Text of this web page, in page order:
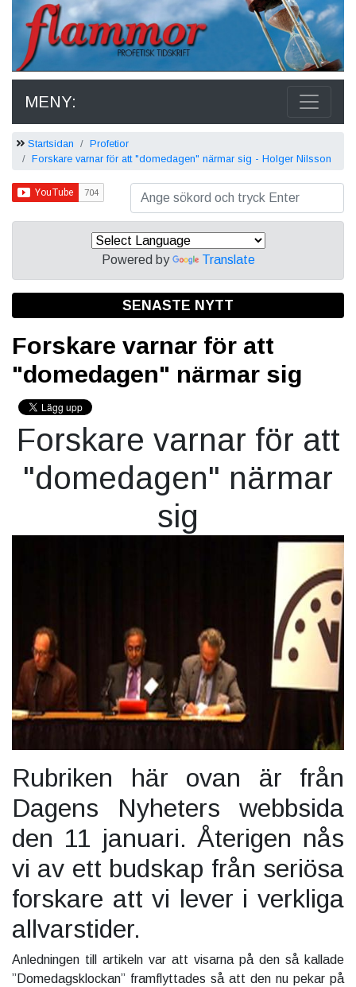
MENY:
Startsidan
Profetior
Forskare varnar för att "domedagen" närmar sig - Holger Nilsson
Powered by Translate
SENASTE NYTT
Forskare varnar för att
"domedagen" närmar sig
Forskare varnar för att
"domedagen" närmar
sig
Rubriken här ovan är från
Dagens Nyheters webbsida
den 11 januari. Återigen nås
vi av ett budskap från seriösa
forskare att vi lever i verkliga
allvarstider.
Anledningen till artikeln var att visarna på den så kallade
”Domedagsklockan” framflyttades så att den nu pekar på